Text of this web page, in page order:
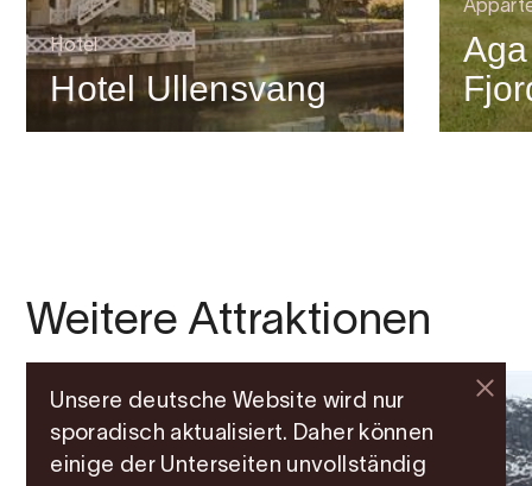
Hotel
Hotel Ullensvang
Aga
Weitere Attraktionen
Unsere deutsche Website wird nur
sporadisch aktualisiert. Daher können
einige der Unterseiten unvollständig